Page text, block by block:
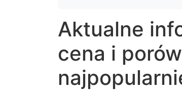
Aktualne
cena i